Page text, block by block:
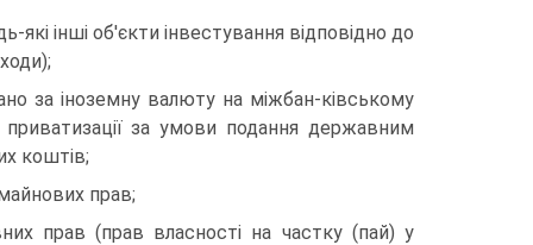
які інші об'єкти інвестування відповідно до
за іноземну валюту на міжбан-ківському
за умови подання державним
коштів;
прав;
прав (прав власності на частку (пай) у